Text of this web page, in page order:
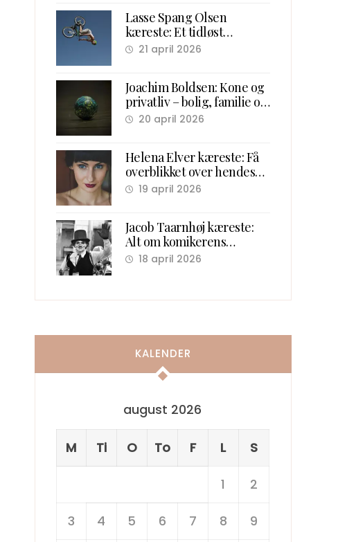
Lasse Spang Olsen
kæreste: Et tidløst
overblik over hans forhold
og ægteskab
21 april 2026
Joachim Boldsen: Kone og
privatliv – bolig, familie og
karriere
20 april 2026
Helena Elver kæreste: Få
overblikket over hendes
kærlighedsliv
19 april 2026
Jacob Taarnhøj kæreste:
Alt om komikerens
kærlighedsliv bag scenen
18 april 2026
KALENDER
august 2026
M Ti O To F L S
1 2
3 4 5 6 7 8 9